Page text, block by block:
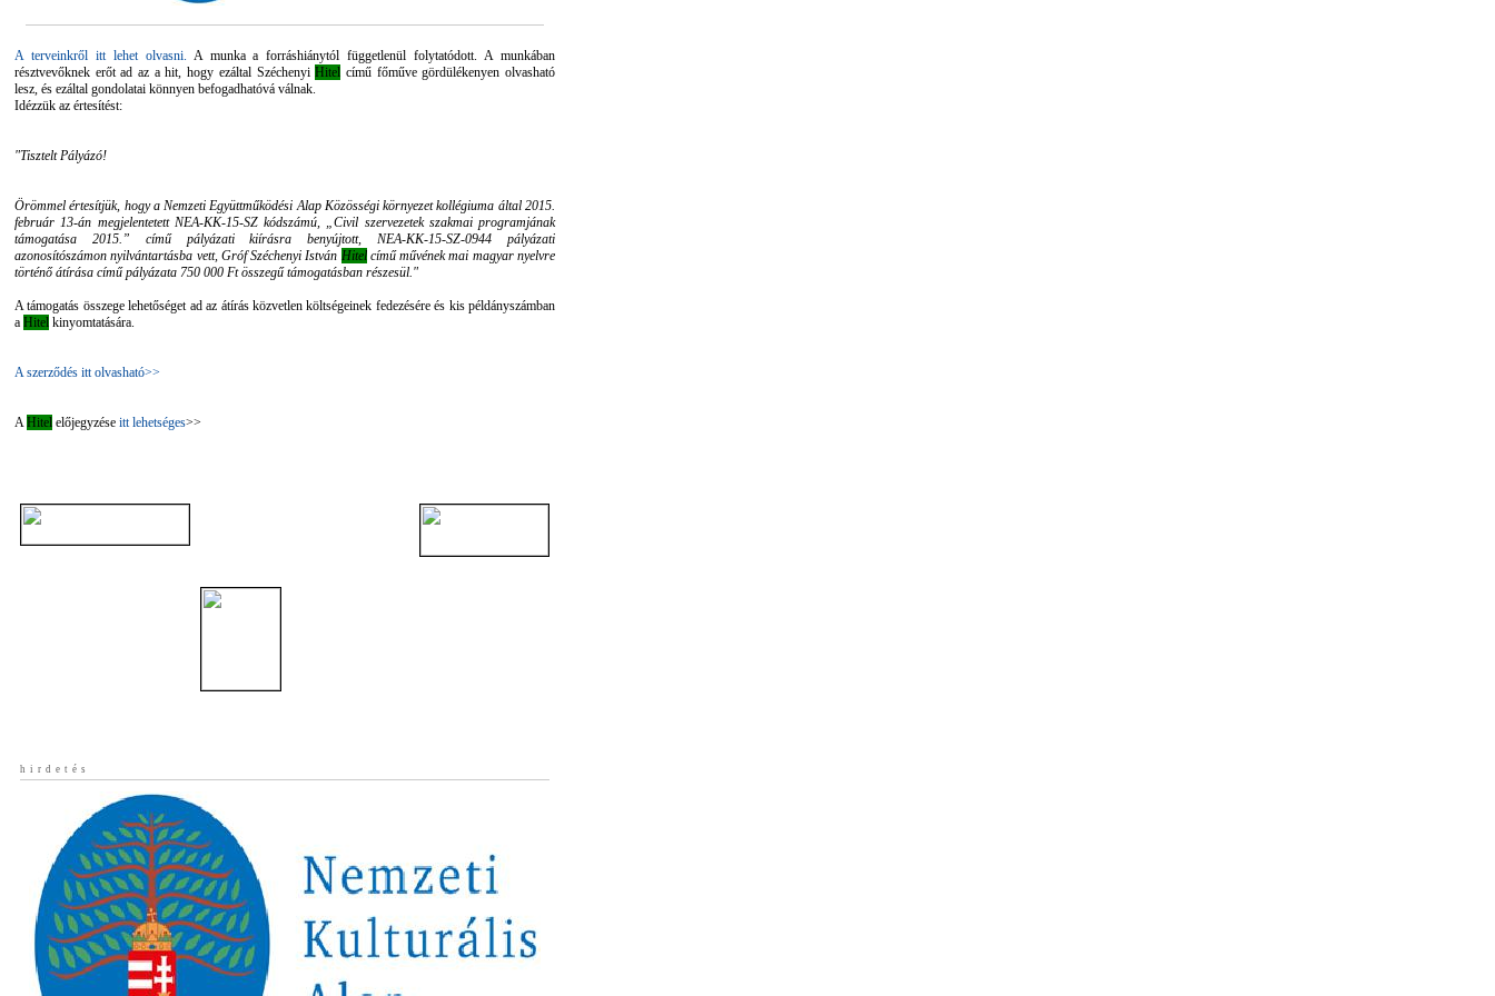
A terveinkről itt lehet olvasni. A munka a forráshiánytól függetlenül folytatódott. A munkában
résztvevőknek erőt ad az a hit, hogy ezáltal SzéchenyiHitel című főműve gördülékenyen olvasható
lesz, és ezáltal gondolatai könnyen befogadhatóvá válnak.
Idézzük az értesítést:
"Tisztelt Pályázó!
Örömmel értesítjük, hogy a Nemzeti Együttműködési Alap Közösségi környezet kollégiuma által 2015.
február 13-án megjelentetett NEA-KK-15-SZ kódszámú, „Civil szervezetek szakmai programjának
támogatása 2015.” című pályázati kiírásra benyújtott, NEA-KK-15-SZ-0944 pályázati
azonosítószámon nyilvántartásba vett, Gróf Széchenyi István Hitelcímű művének mai magyar nyelvre
történő átírása című pályázata 750 000 Ft összegű támogatásban részesül."
A támogatás összege lehetőséget ad az átírás közvetlen költségeinek fedezésére és kis példányszámban
a Hitel kinyomtatására.
A szerződés itt olvasható>>
AHitel előjegyzése itt lehetséges>>
hirdetés